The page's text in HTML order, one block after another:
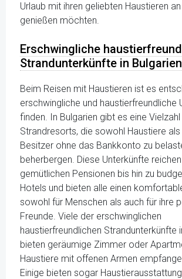
Urlaub mit ihren geliebten Haustieren
genießen möchten.
Erschwingliche
Strandunterkünfte in Bulgarien
Beim Reisen mit Haustieren ist es
erschwingliche und haustierfreundliche
finden. In Bulgarien gibt es eine
Strandresorts, die sowohl Haustiere als
Besitzer ohne das Bankkonto zu
beherbergen. Diese Unterkünfte
gemütlichen Pensionen bis hin zu
Hotels und bieten alle einen
sowohl für Menschen als auch für ihre
Freunde. Viele der erschwinglichen
haustierfreundlichen Strandunterkünfte
bieten geräumige Zimmer oder
Haustiere mit offenen Armen
Einige bieten sogar